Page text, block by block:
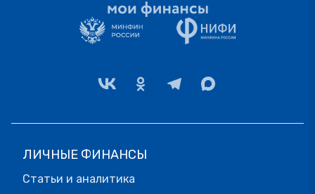
ЛИЧНЫЕ ФИНАНСЫ
Статьи и аналитика